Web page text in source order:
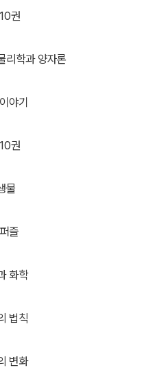
권
리학과 양자론
야기
권
물
즐
화학
법칙
변화